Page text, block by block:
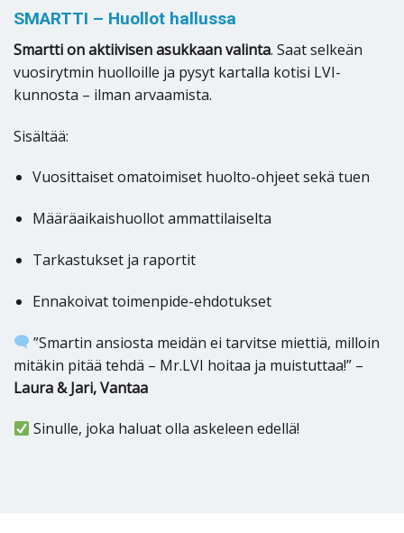
SMARTTI – Huollot hallussa
Smartti on aktiivisen asukkaan valinta. Saat selkeän
vuosirytmin huolloille ja pysyt kartalla kotisi LVI-
kunnosta – ilman arvaamista.
Sisältää:
Vuosittaiset omatoimiset huolto-ohjeet sekä tuen
Määräaikaishuollot ammattilaiselta
Tarkastukset ja raportit
Ennakoivat toimenpide-ehdotukset
”Smartin ansiosta meidän ei tarvitse miettiä, milloin
mitäkin pitää tehdä – Mr.LVI hoitaa ja muistuttaa!” –
Laura & Jari, Vantaa
Sinulle, joka haluat olla askeleen edellä!